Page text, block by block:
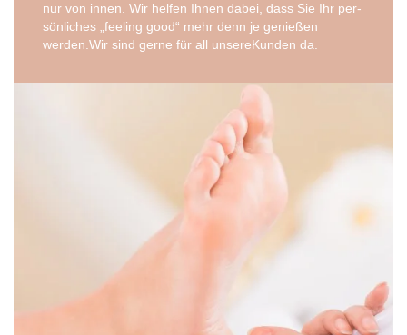
nur von innen. Wir hel­fen Ihnen dabei, dass Sie Ihr per­
sön­li­ches „fee­ling good“ mehr denn je genie­ßen
werden.Wir sind ger­ne für all unse­re­Kun­den da.